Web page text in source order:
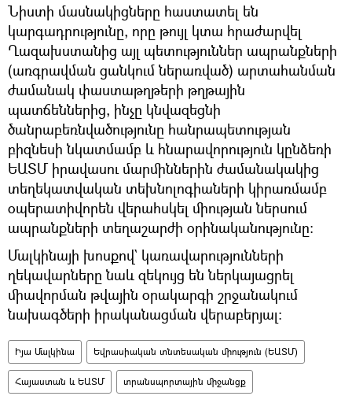
Նիստի մասնակիցները հաստատել են
կարգադրությունը, որը թույլ կտա հրաժարվել
Ղազախստանից այլ պետություններ ապրանքների
(առգրավման ցանկում ներառված) արտահանման
ժամանակ փաստաթղթերի թղթային
պատճեններից, ինչը կնվազեցնի
ծանրաբեռնվածությունը հանրապետության
բիզնեսի նկատմամբ և հնարավորություն կընձեռի
ԵԱՏՄ իրավասու մարմիններին ժամանակակից
տեղեկատվական տեխնոլոգիաների կիրառմամբ
օպերատիվորեն վերահսկել միության ներսում
ապրանքների տեղաշարժի օրինականությունը։
Մալկինայի խոսքով` կառավարությունների
ղեկավարները նաև զեկույց են ներկայացրել
միավորման թվային օրակարգի շրջանակում
նախագծերի իրականացման վերաբերյալ։
Իյա Մալկինա Եվրասիական տնտեսական միություն (ԵԱՏՄ)
Հայաստան և ԵԱՏՄ տրանսպորտային միջանցք